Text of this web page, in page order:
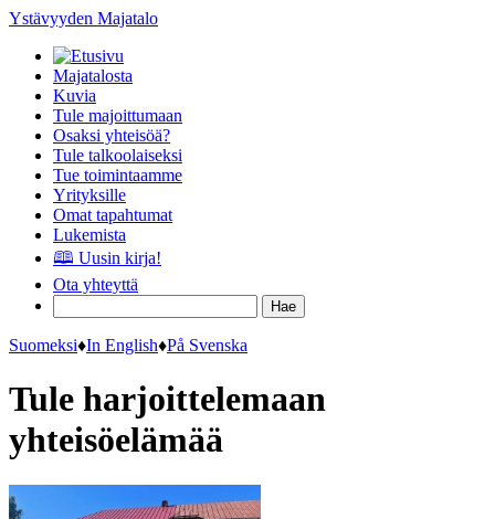
Ystävyyden Majatalo
Majatalosta
Kuvia
Tule majoittumaan
Osaksi yhteisöä?
Tule talkoolaiseksi
Tue toimintaamme
Yrityksille
Omat tapahtumat
Lukemista
🕮 Uusin kirja!
Ota yhteyttä
Suomeksi♦In English♦På Svenska
Tule harjoittelemaan
yhteisöelämää